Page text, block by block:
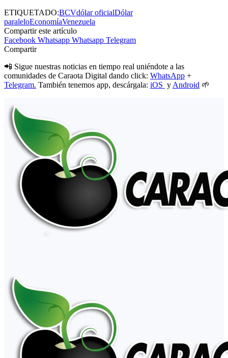
ETIQUETADO:BCVdólar oficialDólar
paraleloEconomíaVenezuela
Compartir este artículo
Facebook Whatsapp Whatsapp Telegram
Compartir
📲 Sigue nuestras noticias en tiempo real uniéndote a las
comunidades de Caraota Digital dando click: WhatsApp +
Telegram. También tenemos app, descárgala: iOS y Android 🌱